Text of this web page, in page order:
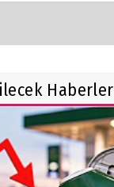
Haberler